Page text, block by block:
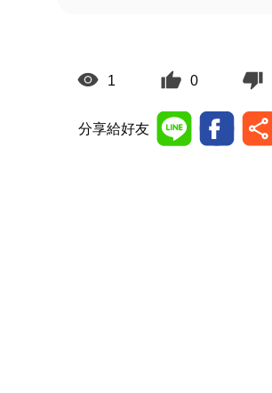
1 0
分享給好友